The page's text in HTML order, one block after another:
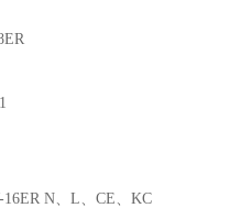
16ER N、L、CE、KC